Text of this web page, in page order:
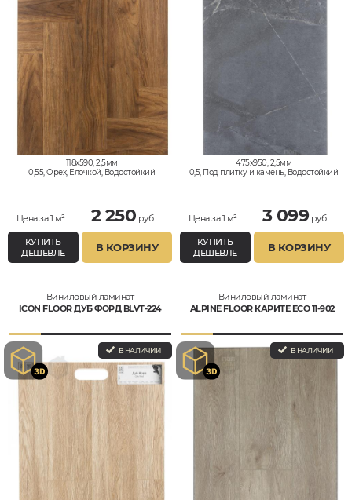
118x590, 2,5мм
0,55, Орех, Елочкой, Водостойкий
Цена за 1 м² 2 250 руб.
КУПИТЬ
ДЕШЕВЛЕ
В КОРЗИНУ
475x950, 2,5мм
0,5, Под плитку и камень, Водостойкий
Цена за 1 м² 3 099руб.
КУПИТЬ
ДЕШЕВЛЕ
В КОРЗИНУ
Виниловый ламинат
ICON FLOOR ДУБ ФОРД BLVT-224
В НАЛИЧИИ
Виниловый ламинат
ALPINE FLOOR КАРИТЕ ECO 11-902
В НАЛИЧИИ